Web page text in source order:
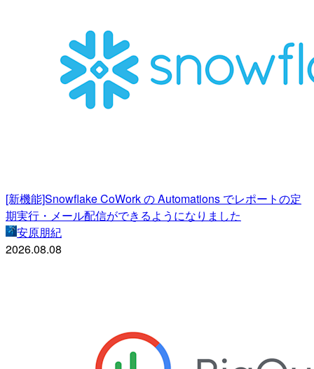
[新機能]Snowflake CoWork の Automations でレポートの定
期実行・メール配信ができるようになりました
安原朋紀
2026.08.08